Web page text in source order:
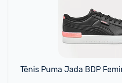
Tênis Puma Jada BDP